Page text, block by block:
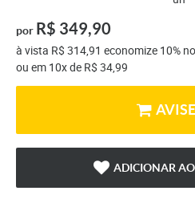
por R$ 349,90
à vista R$ 314,91 economize 10%
ou em 10xde R$ 34,99
ADICIONAR